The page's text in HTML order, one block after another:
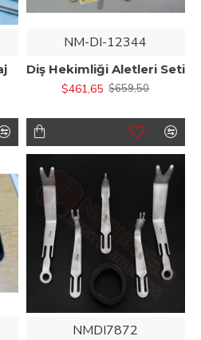
NM-DI-12344
Diş Hekimliği Aletleri Seti
$461,65 $659,50
NMDI7872